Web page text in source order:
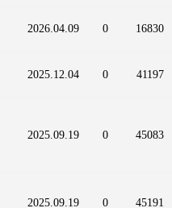
2026.04.09 0 16830
2025.12.04 0 41197
2025.09.19 0 45083
2025.09.19 0 45191